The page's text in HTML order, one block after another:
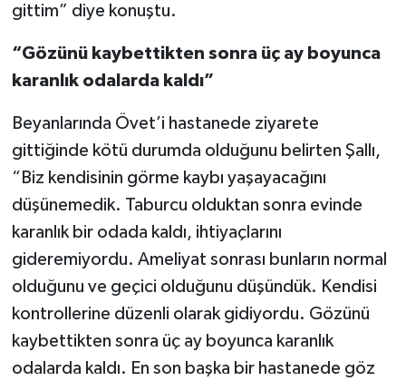
gittim” diye konuştu.
“Gözünü kaybettikten sonra üç ay boyunca
karanlık odalarda kaldı”
Beyanlarında Övet’i hastanede ziyarete
gittiğinde kötü durumda olduğunu belirten Şallı,
“Biz kendisinin görme kaybı yaşayacağını
düşünemedik. Taburcu olduktan sonra evinde
karanlık bir odada kaldı, ihtiyaçlarını
gideremiyordu. Ameliyat sonrası bunların normal
olduğunu ve geçici olduğunu düşündük. Kendisi
kontrollerine düzenli olarak gidiyordu. Gözünü
kaybettikten sonra üç ay boyunca karanlık
odalarda kaldı. En son başka bir hastanede göz